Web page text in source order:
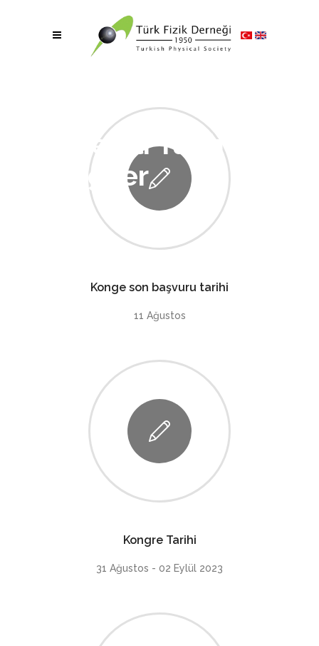
Önemli Tarih ve
Bilgiler
Konge son başvuru tarihi
11 Ağustos
Kongre Tarihi
31 Ağustos - 02 Eylül 2023